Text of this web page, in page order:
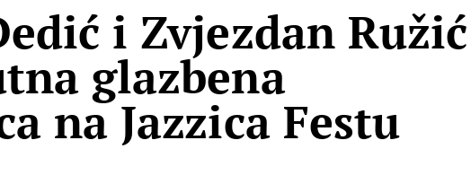
i Zvjezdan Ružić
glazbena
na Jazzica Festu